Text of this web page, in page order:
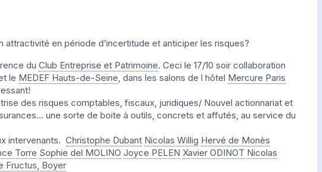
en période d’incertitude et anticiper les risques?
duClub Entreprise et Patrimoine. Ceci le 17/10 soir collaboration
le MEDEF Hauts-de-Seine, dans les salons de l hôtel Mercure Paris
des risques comptables, fiscaux, juridiques/ Nouvel actionnariat et
une sorte de boite à outils, concrets et affutés, au service du
intervenants. Christophe Dubant Nicolas Willig Hervé de Monès
Torre Sophie del MOLINO Joyce PELEN Xavier ODINOT Nicolas
Fructus, Boyer